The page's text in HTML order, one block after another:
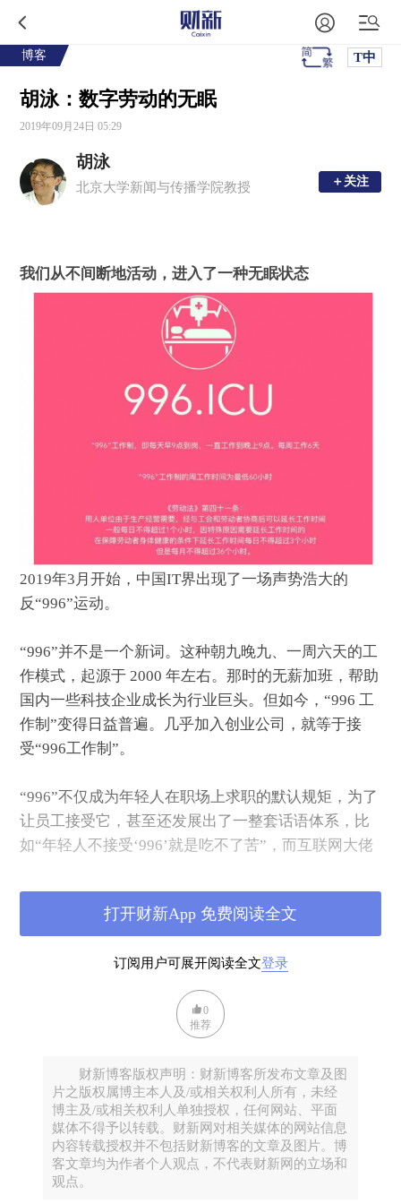
博客 T中
胡泳：数字劳动的无眠
2019年09月24日 05:29
胡泳
北京大学新闻与传播学院教授 ＋关注
＋关注
我们从不间断地活动，进入了一种无眠状态
2019年3月开始，中国IT界出现了一场声势浩大的
反“996”运动。
“996”并不是一个新词。这种朝九晚九、一周六天的工
作模式，起源于 2000 年左右。那时的无薪加班，帮助
国内一些科技企业成长为行业巨头。但如今，“996 工
作制”变得日益普遍。几乎加入创业公司，就等于接
受“996工作制”。
“996”不仅成为年轻人在职场上求职的默认规矩，为了
让员工接受它，甚至还发展出了一整套话语体系，比
如“年轻人不接受‘996’就是吃不了苦”，而互联网大佬
公式：“工作时间越长=工作越努力=回报越多”。
不超过8小时、平均每周工作时间不超过44小时的工时
制度，而这显然远远低于“996工作制”中，一些人可能
那么，中国的企业、尤其是互联网企业，为什么会形
成“996常态”？这一常态是从什么时候开始的？它是中
国独有的还是全球普遍现象？
平台与数字劳动
订阅用户可展开阅读全文登录
打开财新App 免费阅读全文
0
推荐
财新博客版权声明：财新博客所发布文章及图
片之版权属博主本人及/或相关权利人所有，未经
博主及/或相关权利人单独授权，任何网站、平面
媒体不得予以转载。财新网对相关媒体的网站信息
内容转载授权并不包括财新博客的文章及图片。博
客文章均为作者个人观点，不代表财新网的立场和
观点。